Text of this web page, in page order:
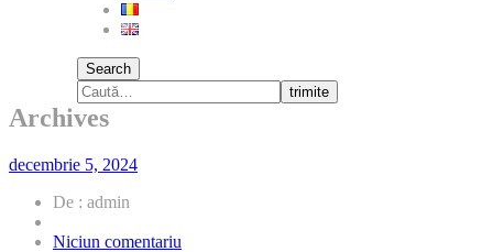
Search
trimite
Archives
decembrie 5, 2024
De : admin
Niciun comentariu